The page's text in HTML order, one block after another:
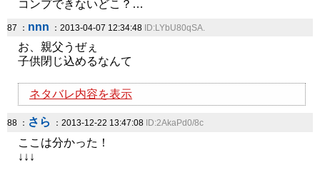
コンプできないどこ？…
87 ： nnn ：2013-04-07 12:34:48 ID:LYbU80qSA.
お、親父うぜぇ
子供閉じ込めるなんて
ネタバレ内容を表示
88 ： さら ：2013-12-22 13:47:08 ID:2AkaPd0/8c
ここは分かった！
↓↓↓